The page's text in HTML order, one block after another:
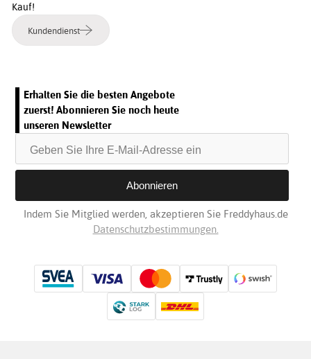
Kauf!
Kundendienst
Erhalten Sie die besten Angebote
zuerst! Abonnieren Sie noch heute
unseren Newsletter
Indem Sie Mitglied werden, akzeptieren Sie Freddyhaus.de
Datenschutzbestimmungen.